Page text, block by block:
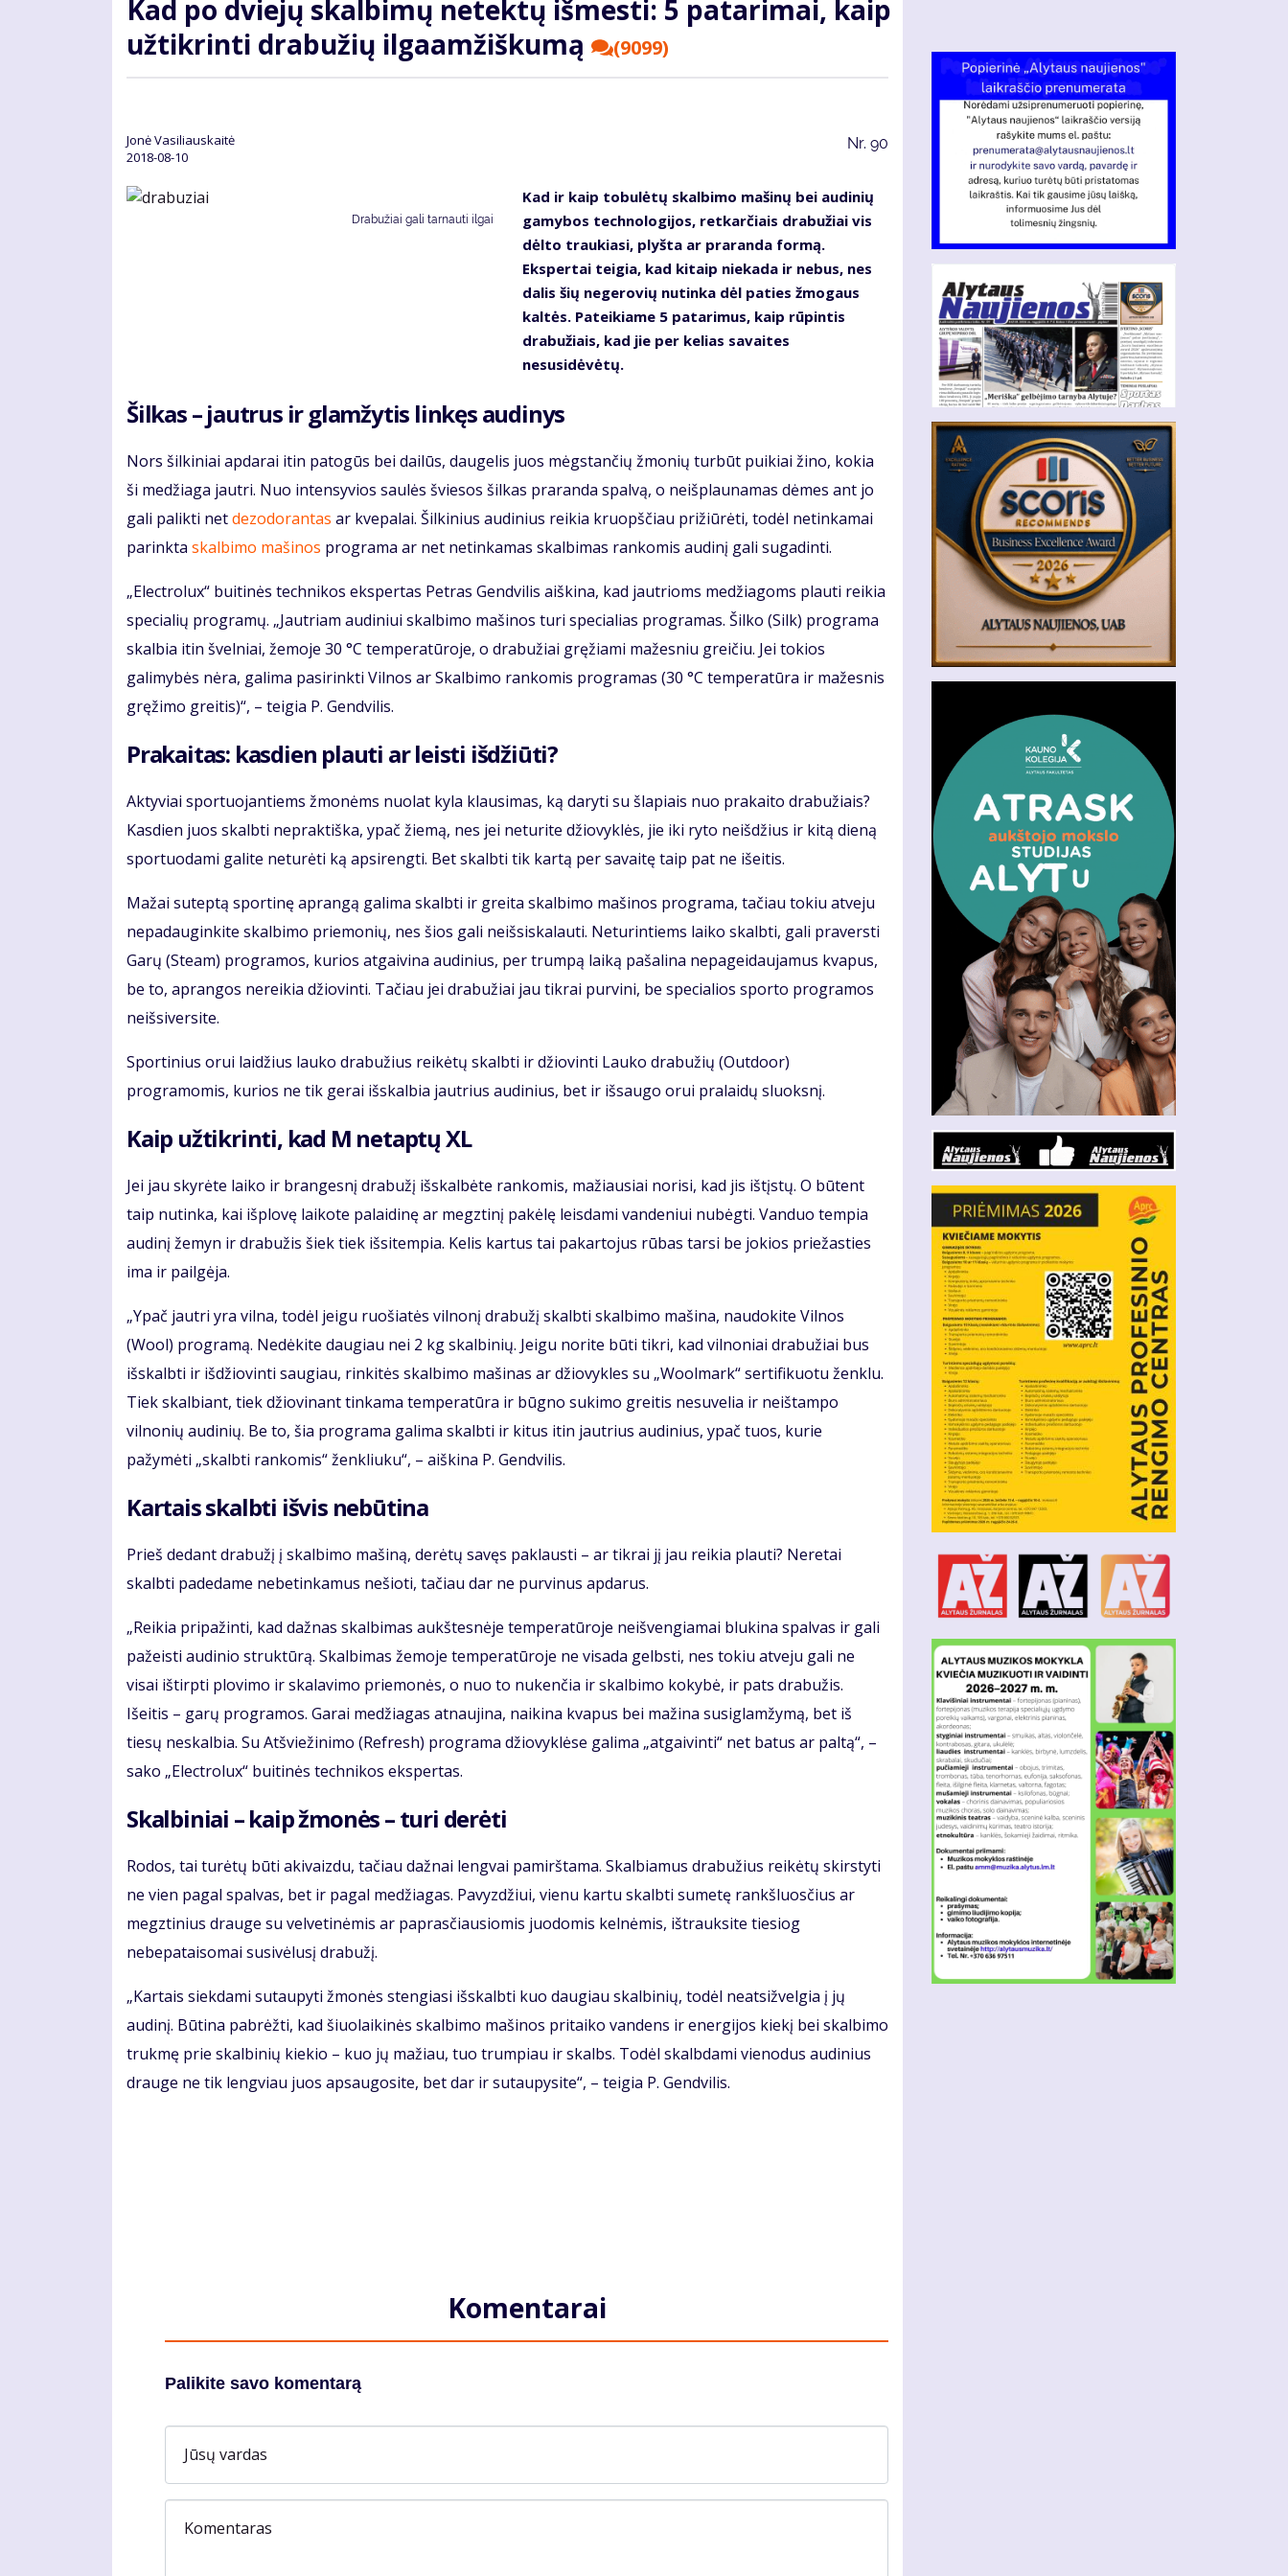
Kad po dviejų skalbimų netektų išmesti: 5 patarimai, kaip
užtikrinti drabužių ilgaamžiškumą
(9099)
Jonė Vasiliauskaitė
2018-08-10
Nr. 90
Drabužiai gali tarnauti ilgai
Kad ir kaip tobulėtų skalbimo mašinų bei audinių
gamybos technologijos, retkarčiais drabužiai vis
dėlto traukiasi, plyšta ar praranda formą.
Ekspertai teigia, kad kitaip niekada ir nebus, nes
dalis šių negerovių nutinka dėl paties žmogaus
kaltės. Pateikiame 5 patarimus, kaip rūpintis
drabužiais, kad jie per kelias savaites
nesusidėvėtų.
Šilkas – jautrus ir glamžytis linkęs audinys
Nors šilkiniai apdarai itin patogūs bei dailūs, daugelis juos mėgstančių žmonių turbūt puikiai žino, kokia
ši medžiaga jautri. Nuo intensyvios saulės šviesos šilkas praranda spalvą, o neišplaunamas dėmes ant jo
gali palikti netdezodorantas ar kvepalai. Šilkinius audinius reikia kruopščiau prižiūrėti, todėl netinkamai
parinkta skalbimo mašinos programa ar net netinkamas skalbimas rankomis audinį gali sugadinti.
„Electrolux“ buitinės technikos ekspertas Petras Gendvilis aiškina, kad jautrioms medžiagoms plauti reikia
specialių programų. „Jautriam audiniui skalbimo mašinos turi specialias programas. Šilko (Silk) programa
skalbia itin švelniai, žemoje 30 °C temperatūroje, o drabužiai gręžiami mažesniu greičiu. Jei tokios
galimybės nėra, galima pasirinkti Vilnos ar Skalbimo rankomis programas (30 °C temperatūra ir mažesnis
gręžimo greitis)“, – teigia P. Gendvilis.
Prakaitas: kasdien plauti ar leisti išdžiūti?
Aktyviai sportuojantiems žmonėms nuolat kyla klausimas, ką daryti su šlapiais nuo prakaito drabužiais?
Kasdien juos skalbti nepraktiška, ypač žiemą, nes jei neturite džiovyklės, jie iki ryto neišdžius ir kitą dieną
sportuodami galite neturėti ką apsirengti. Bet skalbti tik kartą per savaitę taip pat ne išeitis.
Mažai suteptą sportinę aprangą galima skalbti ir greita skalbimo mašinos programa, tačiau tokiu atveju
nepadauginkite skalbimo priemonių, nes šios gali neišsiskalauti. Neturintiems laiko skalbti, gali praversti
Garų (Steam) programos, kurios atgaivina audinius, per trumpą laiką pašalina nepageidaujamus kvapus,
be to, aprangos nereikia džiovinti. Tačiau jei drabužiai jau tikrai purvini, be specialios sporto programos
neišsiversite.
Sportinius orui laidžius lauko drabužius reikėtų skalbti ir džiovinti Lauko drabužių (Outdoor)
programomis, kurios ne tik gerai išskalbia jautrius audinius, bet ir išsaugo orui pralaidų sluoksnį.
Kaip užtikrinti, kad M netaptų XL
Jei jau skyrėte laiko ir brangesnį drabužį išskalbėte rankomis, mažiausiai norisi, kad jis ištįstų. O būtent
taip nutinka, kai išplovę laikote palaidinę ar megztinį pakėlę leisdami vandeniui nubėgti. Vanduo tempia
audinį žemyn ir drabužis šiek tiek išsitempia. Kelis kartus tai pakartojus rūbas tarsi be jokios priežasties
ima ir pailgėja.
„Ypač jautri yra vilna, todėl jeigu ruošiatės vilnonį drabužį skalbti skalbimo mašina, naudokite Vilnos
(Wool) programą. Nedėkite daugiau nei 2 kg skalbinių. Jeigu norite būti tikri, kad vilnoniai drabužiai bus
išskalbti ir išdžiovinti saugiau, rinkitės skalbimo mašinas ar džiovykles su „Woolmark“ sertifikuotu ženklu.
Tiek skalbiant, tiek džiovinant tinkama temperatūra ir būgno sukimo greitis nesuvelia ir neištampo
vilnonių audinių. Be to, šia programa galima skalbti ir kitus itin jautrius audinius, ypač tuos, kurie
pažymėti „skalbti rankomis“ ženkliuku“, – aiškina P. Gendvilis.
Kartais skalbti išvis nebūtina
Prieš dedant drabužį į skalbimo mašiną, derėtų savęs paklausti – ar tikrai jį jau reikia plauti? Neretai
skalbti padedame nebetinkamus nešioti, tačiau dar ne purvinus apdarus.
„Reikia pripažinti, kad dažnas skalbimas aukštesnėje temperatūroje neišvengiamai blukina spalvas ir gali
pažeisti audinio struktūrą. Skalbimas žemoje temperatūroje ne visada gelbsti, nes tokiu atveju gali ne
visai ištirpti plovimo ir skalavimo priemonės, o nuo to nukenčia ir skalbimo kokybė, ir pats drabužis.
Išeitis – garų programos. Garai medžiagas atnaujina, naikina kvapus bei mažina susiglamžymą, bet iš
tiesų neskalbia. Su Atšviežinimo (Refresh) programa džiovyklėse galima „atgaivinti“ net batus ar paltą“, –
sako „Electrolux“ buitinės technikos ekspertas.
Skalbiniai – kaip žmonės – turi derėti
Rodos, tai turėtų būti akivaizdu, tačiau dažnai lengvai pamirštama. Skalbiamus drabužius reikėtų skirstyti
ne vien pagal spalvas, bet ir pagal medžiagas. Pavyzdžiui, vienu kartu skalbti sumetę rankšluosčius ar
megztinius drauge su velvetinėmis ar paprasčiausiomis juodomis kelnėmis, ištrauksite tiesiog
nebepataisomai susivėlusį drabužį.
„Kartais siekdami sutaupyti žmonės stengiasi išskalbti kuo daugiau skalbinių, todėl neatsižvelgia į jų
audinį. Būtina pabrėžti, kad šiuolaikinės skalbimo mašinos pritaiko vandens ir energijos kiekį bei skalbimo
trukmę prie skalbinių kiekio – kuo jų mažiau, tuo trumpiau ir skalbs. Todėl skalbdami vienodus audinius
drauge ne tik lengviau juos apsaugosite, bet dar ir sutaupysite“, – teigia P. Gendvilis.
Komentarai
Palikite savo komentarą
Jūsų vardas
Komentaras